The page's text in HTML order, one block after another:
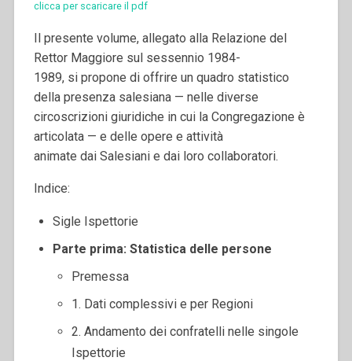
clicca per scaricare il pdf
Il presente volume, allegato alla Relazione del
Rettor Maggiore sul sessennio 1984-
1989, si propone di offrire un quadro statistico
della presenza salesiana — nelle diverse
circoscrizioni giuridiche in cui la Congregazione è
articolata — e delle opere e attività
animate dai Salesiani e dai loro collaboratori.
Indice:
Sigle Ispettorie
Parte prima: Statistica delle persone
Premessa
1. Dati complessivi e per Regioni
2. Andamento dei confratelli nelle singole
Ispettorie